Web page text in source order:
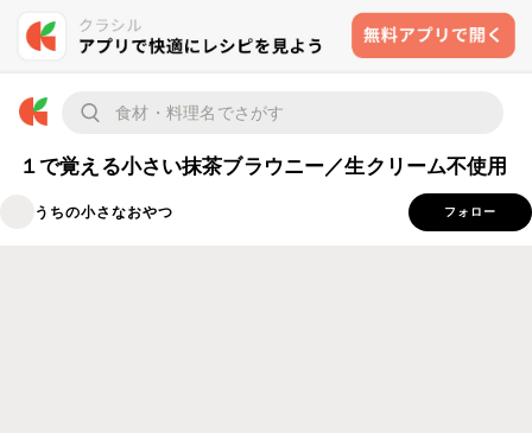
１で覚える小さい抹茶ブラウニー／生クリーム不使用
うちの小さなおやつ フォロー